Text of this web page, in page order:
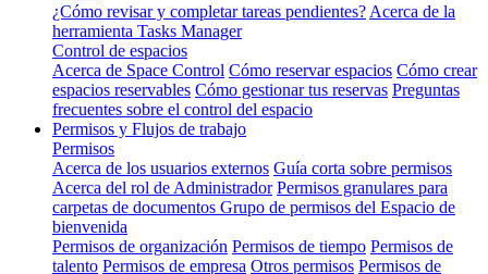
¿Cómo revisar y completar tareas pendientes? Acerca de la
herramienta Tasks Manager
Control de espacios
Acerca de Space Control Cómo reservar espacios Cómo crear
espacios reservables Cómo gestionar tus reservas Preguntas
frecuentes sobre el control del espacio
Permisos y Flujos de trabajo
Permisos
Acerca de los usuarios externos Guía corta sobre permisos
Acerca del rol de Administrador Permisos granulares para
carpetas de documentos Grupo de permisos del Espacio de
bienvenida
Permisos de organización Permisos de tiempo Permisos de
talento Permisos de empresa Otros permisos Permisos de